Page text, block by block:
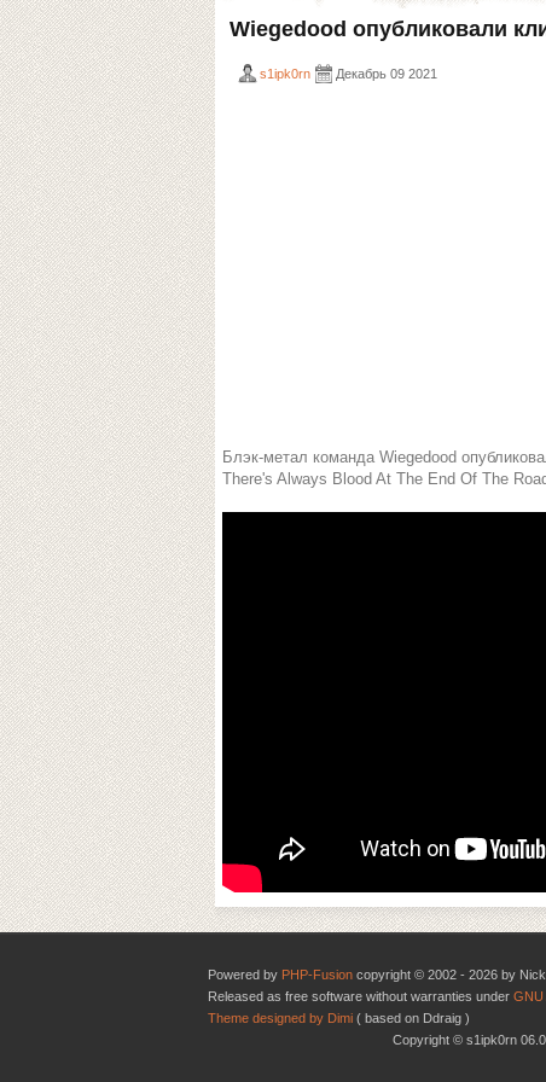
Wiegedood опубликовали
s1ipk0rn Декабрь 09 2021
Блэк-метал команда Wiegedood
There's Always Blood At The End Of The
Powered by PHP-Fusion copyright © 2002 - 2026 by Nick
Released as free software without warranties under GNU
Theme designed by Dimi ( based on Ddraig )
Copyright © s1ipk0rn